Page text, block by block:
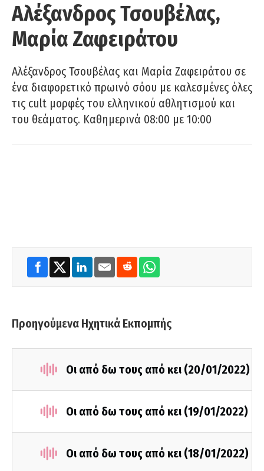
Αλέξανδρος Τσουβέλας,
Μαρία Ζαφειράτου
Αλέξανδρος Τσουβέλας και Μαρία Ζαφειράτου σε
ένα διαφορετικό πρωινό σόου με καλεσμένες όλες
τις cult μορφές του ελληνικού αθλητισμού και
του θεάματος. Καθημερινά 08:00 με 10:00
Προηγούμενα Ηχητικά Εκπομπής
Οι από δω τους από κει (20/01/2022)
Οι από δω τους από κει (19/01/2022)
Οι από δω τους από κει (18/01/2022)